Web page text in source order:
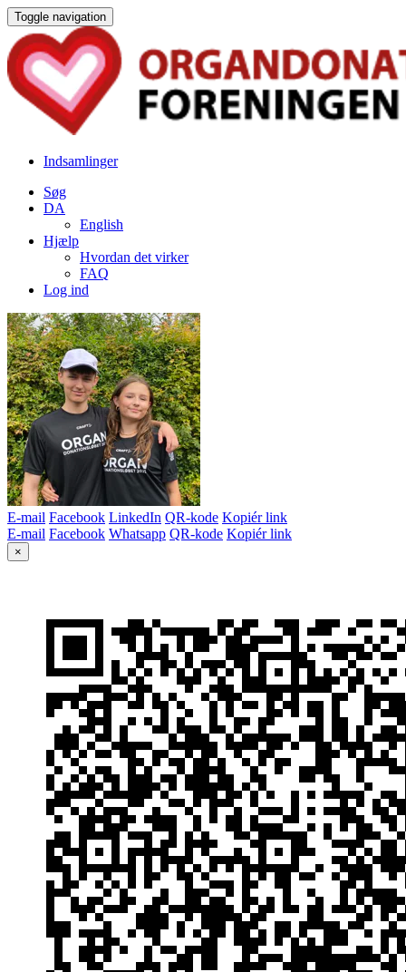
Toggle navigation
Indsamlinger
Søg
DA
English
Hjælp
Hvordan det virker
FAQ
Log ind
E-mail Facebook LinkedIn QR-kode Kopiér link
E-mail Facebook Whatsapp QR-kode Kopiér link
×